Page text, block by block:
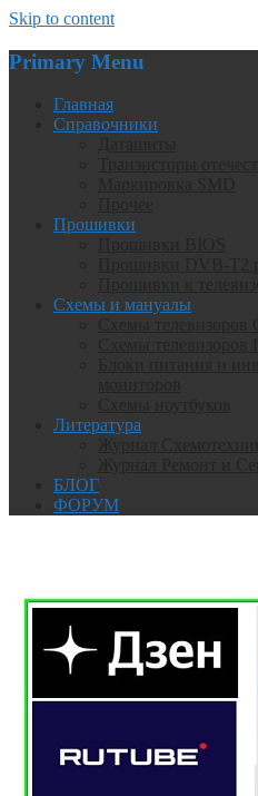
Skip to content
Primary Menu
Главная
Справочники
Прошивки
Схемы и мануалы
Литература
БЛОГ
ФОРУМ